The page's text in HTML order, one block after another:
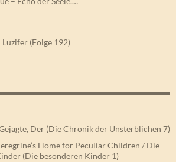
Luzifer (Folge 192)
Der (Die Chronik der Unsterblichen 7)
Home for Peculiar Children / Die
(Die besonderen Kinder 1)